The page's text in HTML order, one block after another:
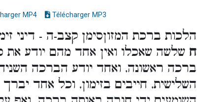
MP4 Télécharger MP3
הלכות ברכת המזוןסימן קצב-ה - דיני
ח שלשה שאכלו ואין אחד מהם יודע את
ברכה ראשונה, ואחד יודע הברכה
השלישית, חייבים בזימון, וכל אחד